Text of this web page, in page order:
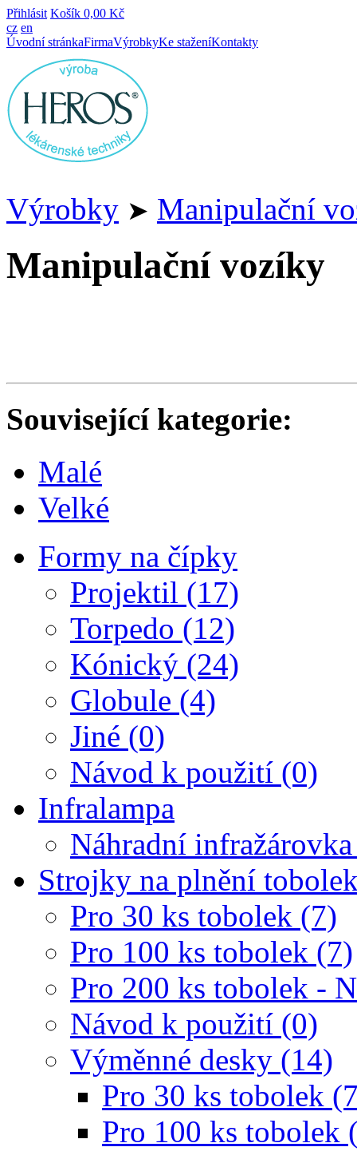
Přihlásit Košík 0,00 Kč
cz en
Úvodní stránkaFirmaVýrobkyKe staženíKontakty
Výrobky ➤ Manipulační
Manipulační vozíky
Související kategorie:
Malé
Velké
Formy na čípky
Projektil (17)
Torpedo (12)
Kónický (24)
Globule (4)
Jiné (0)
Návod k použití (0)
Infralampa
Náhradní
Strojky na plnění
Pro 30 ks tobolek (7)
Pro 100 ks tobolek (7)
Pro 200 ks tobolek -
Návod k použití (0)
Výměnné desky (14)
Pro 30 ks tobolek
Pro 100 ks tobolek